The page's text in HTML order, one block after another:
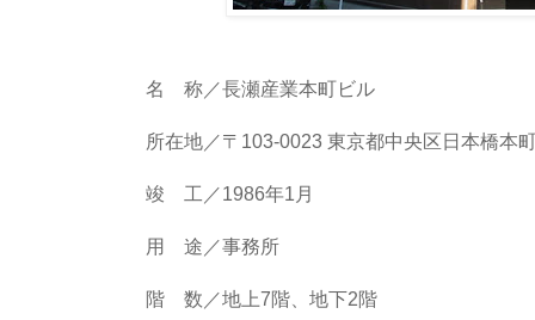
名 称／長瀬産業本町ビル
所在地／〒103-0023 東京都中央区日本橋本
竣 工／1986年1月
用 途／事務所
階 数／地上7階、地下2階